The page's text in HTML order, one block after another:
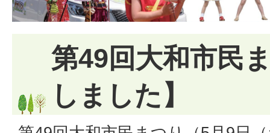
第49回大和市民
しました】